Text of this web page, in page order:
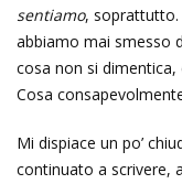
sentiamo, soprattutto.
abbiamo mai smesso
cosa non si
Cosa
Mi dispiace un po’
continuato a scrivere,